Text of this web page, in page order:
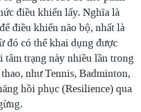
điều khiển lấy. Nghĩa là
điều khiển não bộ, nhất là
đó có thể khai dụng được
tâm trạng này nhiều lần trong
như Tennis, Badminton,
hồi phục (Resilience) qua